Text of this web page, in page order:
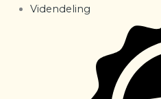
Videndeling